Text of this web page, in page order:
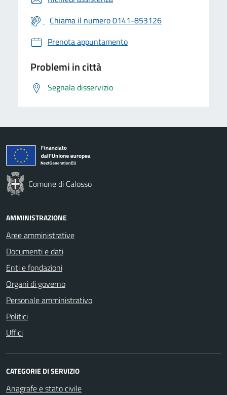
Chiama il numero 0141-853126
Prenota appuntamento
Problemi in città
Segnala disservizio
Comune di Calosso
AMMINISTRAZIONE
Aree amministrative
Documenti e dati
Enti e fondazioni
Organi di governo
Personale amministrativo
Politici
Uffici
CATEGORIE DI SERVIZIO
Anagrafe e stato civile